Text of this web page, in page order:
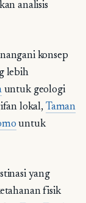
analisis
konsep
lebih
untuk geologi
lokal, Taman
untuk
yang
fisik